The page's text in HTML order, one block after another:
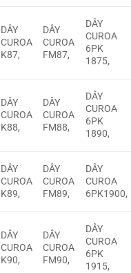
DÂY
CUROA
K87,
DÂY
CUROA
FM87,
DÂY
CUROA
6PK
1875,
DÂY
CUROA
K88,
DÂY
CUROA
FM88,
DÂY
CUROA
6PK
1890,
DÂY
CUROA
K89,
DÂY
CUROA
FM89,
DÂY
CUROA
6PK1900,
DÂY
CUROA
K90,
DÂY
CUROA
FM90,
DÂY
CUROA
6PK
1915,